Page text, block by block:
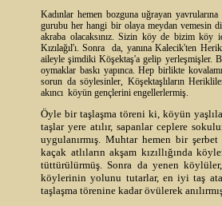
Kadınlar hemen bozguna uğrayan
gurubu her hangi bir olaya meydan vemesin
akraba olacaksınız. Sizin köy de bizim köy
Kızılağıl'ı. Sonra da, yanına Kalecik'ten
aileyle şimdiki Köşektaş'a gelip yerleşmişler.
oymaklar baskı yapınca. Hep birlikte
sorun da söylesinler, Köşektaşlıların
akıncı köyün gençlerini engellerlermiş.
Öyle bir taşlaşma töreni ki, köyün
taşlar yere atılır, sapanlar ceplere
uygulanırmış. Muhtar hemen bir
kaçak atlıların akşam kızıllığında
tüttürülürmüş. Sonra da yenen
köylerinin yolunu tutarlar, en iyi taş
taşlaşma törenine kadar övülerek